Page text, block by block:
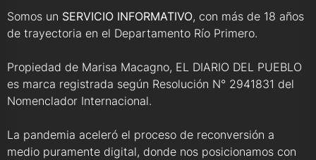
Somos un SERVICIO INFORMATIVO, con más de 18 años
de trayectoria en el Departamento Río Primero.
Propiedad de Marisa Macagno, EL DIARIO DEL PUEBLO
es marca registrada según Resolución N° 2941831 del
Nomenclador Internacional.
La pandemia aceleró el proceso de reconversión a
medio puramente digital, donde nos posicionamos con